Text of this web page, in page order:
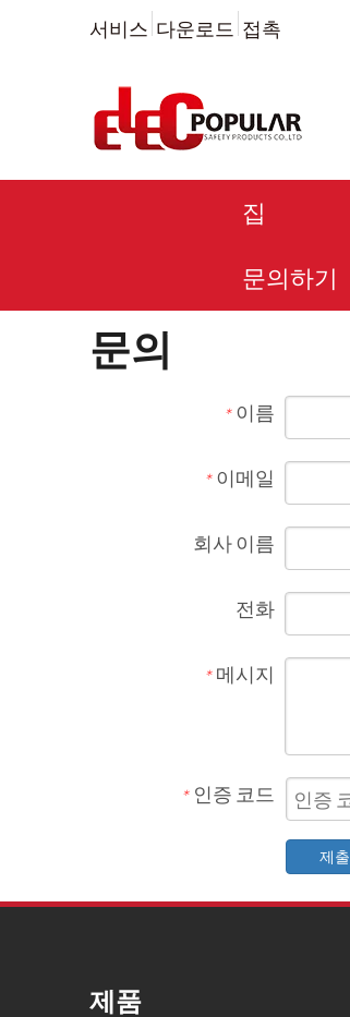
서비스 다운로드 접촉
집
문의하기
문의
* 이름
* 이메일
회사 이름
전화
* 메시지
* 인증 코드
제출
제품